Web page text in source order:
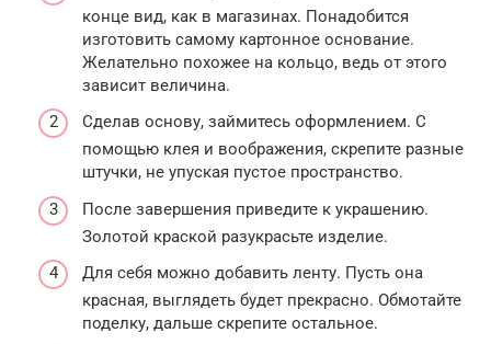
конце вид, как в магазинах. Понадобится
изготовить самому картонное основание.
Желательно похожее на кольцо, ведь от этого
зависит величина.
Сделав основу, займитесь оформлением. С
помощью клея и воображения, скрепите разные
штучки, не упуская пустое пространство.
После завершения приведите к украшению.
Золотой краской разукрасьте изделие.
Для себя можно добавить ленту. Пусть она
красная, выглядеть будет прекрасно. Обмотайте
поделку, дальше скрепите остальное.